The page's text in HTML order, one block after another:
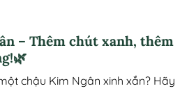
– Thêm chút xanh, thêm
chậu Kim Ngân xinh xắn? Hãy